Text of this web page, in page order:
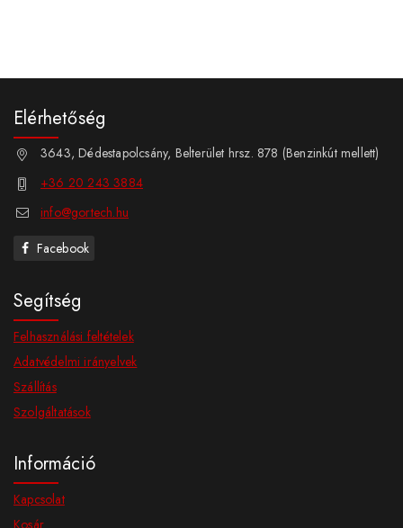
Elérhetőség
3643, Dédestapolcsány, Belterület hrsz. 878 (Benzinkút mellett)
+36 20 243 3884
info@gortech.hu
Facebook
Segítség
Felhasználási feltételek
Adatvédelmi irányelvek
Szállítás
Szolgáltatások
Információ
Kapcsolat